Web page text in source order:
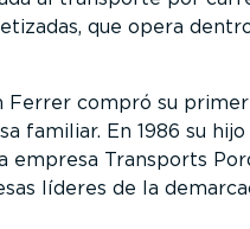
que opera
Ferrer compró su primer
familiar. En 1986 su hijo
empresa Transports
líderes de la